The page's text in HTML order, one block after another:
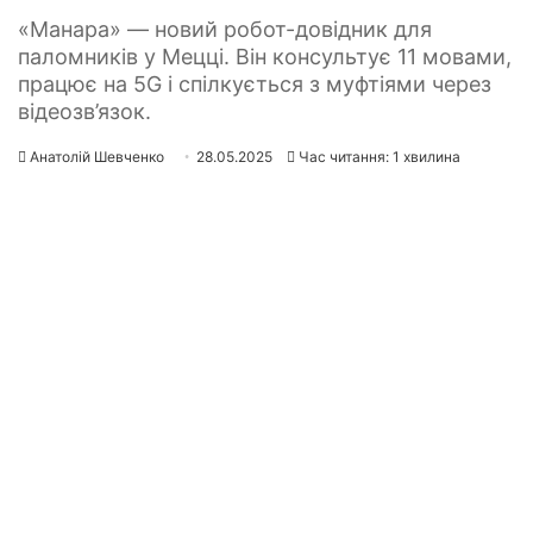
«Манара» — новий робот-довідник для
паломників у Мецці. Він консультує 11 мовами,
працює на 5G і спілкується з муфтіями через
відеозв’язок.
Анатолій Шевченко 28.05.2025 Час читання: 1 хвилина